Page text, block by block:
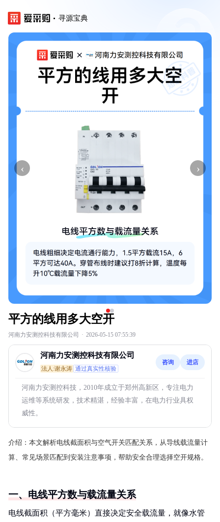
寻源宝典
‹ ›
平方的线用多大空开
河南力安测控科技有限公司 · 2026-05-15 07:55:39
河南力安测控科技有限公司
法人:谢永涛 通过真实性核验
咨询 进店
河南力安测控科技，2010年成立于郑州高新区，专注电力
运维等系统研发，技术精湛，经验丰富，在电力行业具权
威性。
介绍： 本文解析电线截面积与空气开关匹配关系，从导线载流量计
算、常见场景匹配到安装注意事项，帮助安全合理选择空开规格。
一、电线平方数与载流量关系
电线截面积（平方毫米）直接决定安全载流量，就像水管